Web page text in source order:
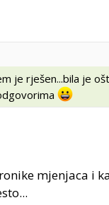
je rješen...bila je
mjenjaca i